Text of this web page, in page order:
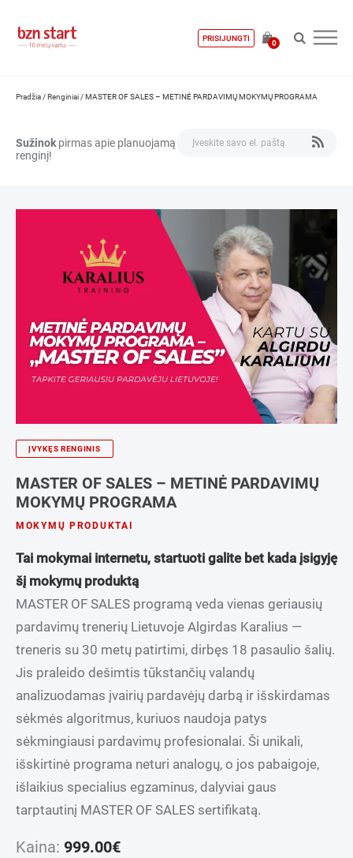
PRISIJUNGTI
0
Pradžia /Renginiai /MASTER OF SALES – METINĖ PARDAVIMŲ MOKYMŲ PROGRAMA
Sužinok pirmas apie planuojamą
renginį!
ĮVYKĘS RENGINIS
MASTER OF SALES – METINĖ PARDAVIMŲ
MOKYMŲ PROGRAMA
MOKYMŲ PRODUKTAI
Tai mokymai internetu, startuoti galite bet kada įsigyję
šį mokymų produktą
MASTER OF SALES programą veda vienas geriausių
pardavimų trenerių Lietuvoje Algirdas Karalius —
treneris su 30 metų patirtimi, dirbęs 18 pasaulio šalių.
Jis praleido dešimtis tūkstančių valandų
analizuodamas įvairių pardavėjų darbą ir išskirdamas
sėkmės algoritmus, kuriuos naudoja patys
sėkmingiausi pardavimų profesionalai. Ši unikali,
išskirtinė programa neturi analogų, o jos pabaigoje,
išlaikius specialius egzaminus, dalyviai gaus
tarptautinį MASTER OF SALES sertifikatą.
Kaina: 999.00€